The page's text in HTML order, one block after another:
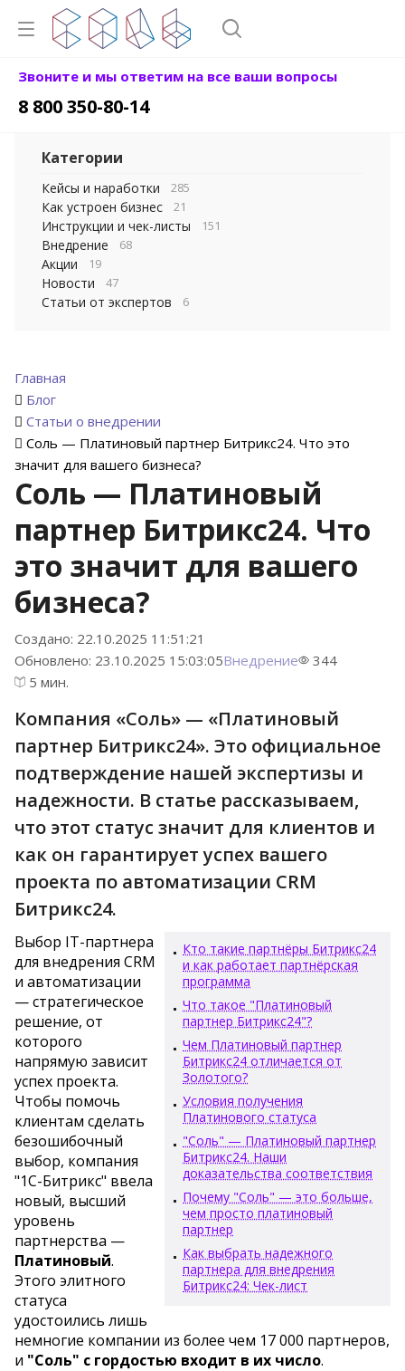
Звоните и мы ответим на все ваши вопросы
8 800 350-80-14
Главная
Блог
Статьи о внедрении
Соль — Платиновый партнер Битрикс24. Что это
значит для вашего бизнеса?
Соль — Платиновый
партнер Битрикс24. Что
это значит для вашего
бизнеса?
Создано: 22.10.2025 11:51:21
Обновлено: 23.10.2025 15:03:05Внедрение
344
5 мин.
Компания «Соль» — «Платиновый
партнер Битрикс24». Это официальное
подтверждение нашей экспертизы и
надежности. В статье рассказываем,
что этот статус значит для клиентов и
как он гарантирует успех вашего
проекта по автоматизации CRM
Битрикс24.
Кто такие партнёры Битрикс24
и как работает партнёрская
программа
Что такое "Платиновый
партнер Битрикс24"?
Чем Платиновый партнер
Битрикс24 отличается от
Золотого?
Условия получения
Платинового статуса
"Соль" — Платиновый партнер
Битрикс24. Наши
доказательства соответствия
Почему "Соль" — это больше,
чем просто платиновый
партнер
Как выбрать надежного
партнера для внедрения
Битрикс24: Чек-лист
Выбор IT-партнера
для внедрения CRM
и автоматизации
— стратегическое
решение, от
которого
напрямую зависит
успех проекта.
Чтобы помочь
клиентам сделать
безошибочный
выбор, компания
"1С-Битрикс" ввела
новый, высший
уровень
партнерства —
Платиновый.
Этого элитного
статуса
удостоились лишь
немногие компании из более чем 17 000 партнеров,
и "Соль" с гордостью входит в их число.
Категории
Кейсы и наработки 285
Как устроен бизнес 21
Инструкции и чек-листы 151
Внедрение 68
Акции 19
Новости 47
Статьи от экспертов 6